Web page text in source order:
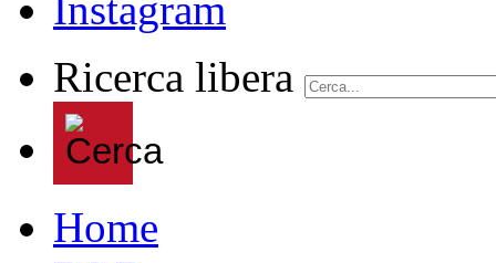
Ricerca libera
Home